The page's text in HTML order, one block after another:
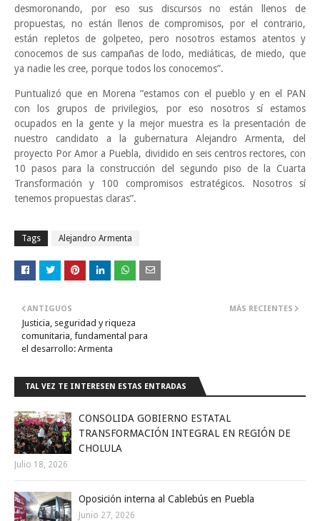
desmoronando, por eso sus discursos no están llenos de
propuestas, no están llenos de compromisos, por el contrario,
están repletos de golpeteo, pero nosotros estamos atentos y
conocemos de sus campañas de lodo, mediáticas, de miedo, que
ya nadie les cree, porque todos los conocemos”.
Puntualizó que en Morena “estamos con el pueblo y en el PAN
con los grupos de privilegios, por eso nosotros sí estamos
ocupados en la gente y la mejor muestra es la presentación de
nuestro candidato a la gubernatura Alejandro Armenta, del
proyecto Por Amor a Puebla, dividido en seis centros rectores, con
10 pasos para la construcción del segundo piso de la Cuarta
Transformación y 100 compromisos estratégicos. Nosotros sí
tenemos propuestas claras”.
Tags Alejandro Armenta
MÁS RECIENTES
ANTIGUOS
Justicia, seguridad y riqueza
comunitaria, fundamental para
el desarrollo: Armenta
TAL VEZ TE INTERESEN ESTAS ENTRADAS
CONSOLIDA GOBIERNO ESTATAL
TRANSFORMACIÓN INTEGRAL EN REGIÓN DE
CHOLULA
Julio 18, 2026
Oposición interna al Cablebús en Puebla
Junio 27, 2026